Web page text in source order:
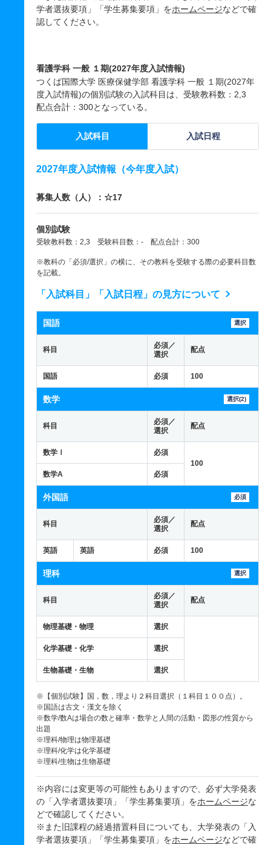
学者選抜要項」「学生募集要項」をホームページなどで確
認してください。
看護学科 一般 １期(2027年度入試情報)
つくば国際大学 医療保健学部 看護学科 一般 １期(2027年
度入試情報)の個別試験の入試科目は、受験教科数：2,3
配点合計：300となっている。
入試科目 入試日程
2027年度入試情報（今年度入試）
募集人数（人）：☆17
個別試験
受験教科数：2,3 受験科目数：- 配点合計：300
※教科の「必須/選択」の横に、その教科を受験する際の必要科目数
を記載。
「入試科目」「入試日程」の見方について
国語 選択
科目
必須／
選択
配点
国語 必須 100
数学 選択(2)
科目
必須／
選択
配点
数学Ⅰ
必須
100
数学A
必須
外国語 必須
科目
必須／
選択
配点
英語 英語 必須 100
理科 選択
科目
必須／
選択
配点
物理基礎・物理 選択
化学基礎・化学 選択
生物基礎・生物 選択
※【個別試験】国，数，理より２科目選択（１科目１００点）。
※国語は古文・漢文を除く
※数学/数Aは場合の数と確率・数学と人間の活動・図形の性質から
出題
※理科/物理は物理基礎
※理科/化学は化学基礎
※理科/生物は生物基礎
※内容には変更等の可能性もありますので、必ず大学発表
の「入学者選抜要項」「学生募集要項」をホームページな
どで確認してください。
※また旧課程の経過措置科目についても、大学発表の「入
学者選抜要項」「学生募集要項」をホームページなどで確